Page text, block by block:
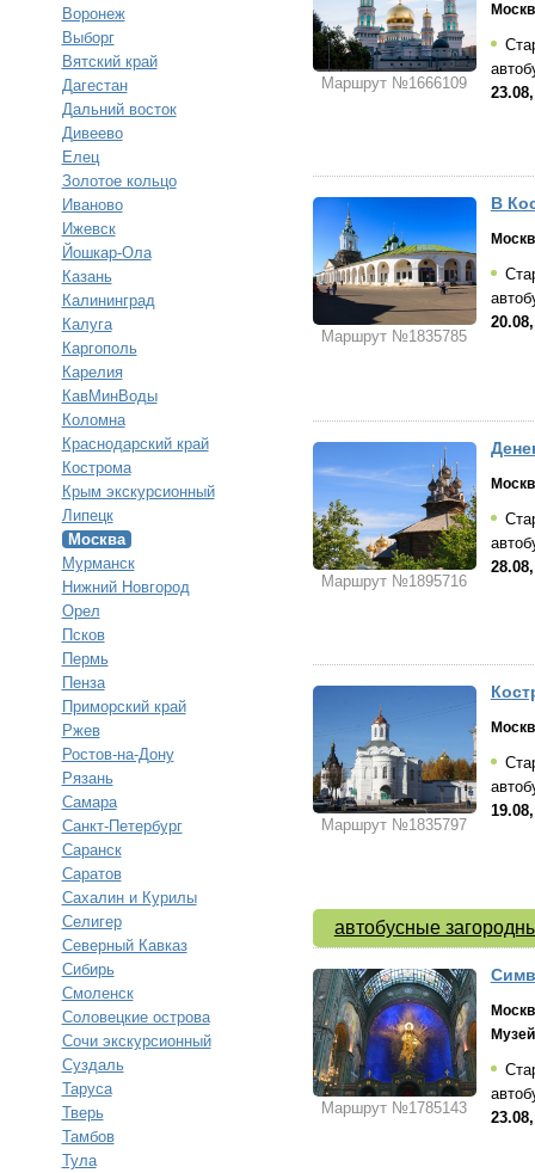
Воронеж
Выборг
Вятский край
Дагестан
Дальний восток
Дивеево
Елец
Золотое кольцо
Иваново
Ижевск
Йошкар-Ола
Казань
Калининград
Калуга
Каргополь
Карелия
КавМинВоды
Коломна
Краснодарский край
Кострома
Крым экскурсионный
Липецк
Москва
Мурманск
Нижний Новгород
Орел
Псков
Пермь
Пенза
Приморский край
Ржев
Ростов-на-Дону
Рязань
Самара
Санкт-Петербург
Саранск
Саратов
Сахалин и Курилы
Селигер
Северный Кавказ
Сибирь
Смоленск
Соловецкие острова
Сочи экскурсионный
Суздаль
Таруса
Тверь
Тамбов
Тула
Маршрут №1666109
Маршрут №1835785
В
Маршрут №1895716
Маршрут №1835797
автобусные
Маршрут №1785143